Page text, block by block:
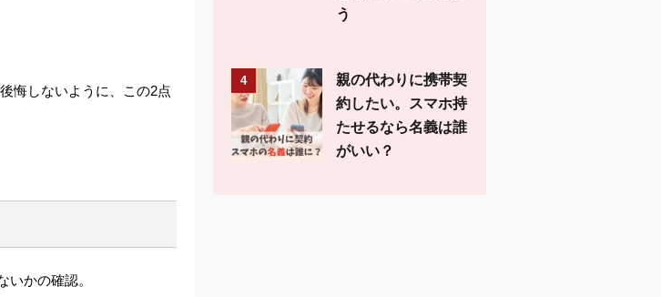
悔しないように、この2点
かの確認。
う
4
親の代わりに携帯契
約したい。スマホ持
たせるなら名義は誰
がいい？